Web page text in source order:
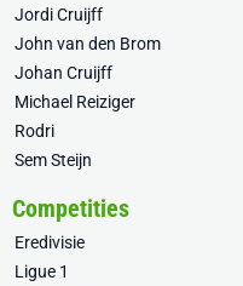
Jordi Cruijff
John van den Brom
Johan Cruijff
Michael Reiziger
Rodri
Sem Steijn
Competities
Eredivisie
Ligue 1